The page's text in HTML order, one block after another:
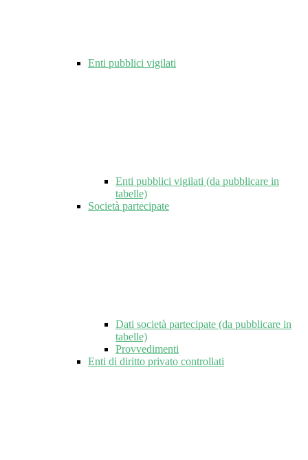
Enti pubblici vigilati
Enti pubblici vigilati (da pubblicare in
tabelle)
Società partecipate
Dati società partecipate (da pubblicare in
tabelle)
Provvedimenti
Enti di diritto privato controllati